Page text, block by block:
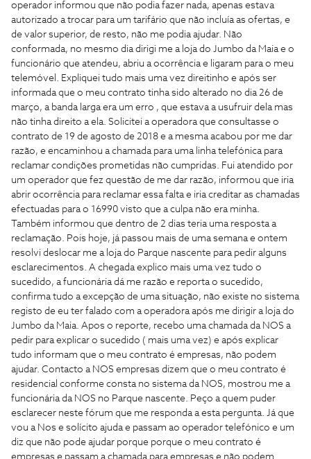
operador informou que não podia fazer nada, apenas estava
autorizado a trocar para um tarifário que não incluía as ofertas, e
de valor superior, de resto, não me podia ajudar. Não
conformada, no mesmo dia dirigi me a loja do Jumbo da Maia e o
funcionário que atendeu, abriu a ocorrência e ligaram para o meu
telemóvel. Expliquei tudo mais uma vez direitinho e após ser
informada que o meu contrato tinha sido alterado no dia 26 de
março, a banda larga era um erro , que estava a usufruir dela mas
não tinha direito a ela. Solicitei a operadora que consultasse o
contrato de 19 de agosto de 2018 e a mesma acabou por me dar
razão, e encaminhou a chamada para uma linha telefónica para
reclamar condições prometidas não cumpridas. Fui atendido por
um operador que fez questão de me dar razão, informou que iria
abrir ocorrência para reclamar essa falta e iria creditar as chamadas
efectuadas para o 16990 visto que a culpa não era minha.
Também informou que dentro de 2 dias teria uma resposta a
reclamação. Pois hoje, já passou mais de uma semana e ontem
resolvi deslocar me a loja do Parque nascente para pedir alguns
esclarecimentos. A chegada explico mais uma vez tudo o
sucedido, a funcionária dá me razão e reporta o sucedido,
confirma tudo a excepção de uma situação, não existe no sistema
registo de eu ter falado com a operadora após me dirigir a loja do
Jumbo da Maia. Apos o reporte, recebo uma chamada da NOS a
pedir para explicar o sucedido ( mais uma vez) e após explicar
tudo informam que o meu contrato é empresas, não podem
ajudar. Contacto a NOS empresas dizem que o meu contrato é
residencial conforme consta no sistema da NOS, mostrou me a
funcionária da NOS no Parque nascente. Peço a quem puder
esclarecer neste fórum que me responda a esta pergunta. Já que
vou a Nos e solícito ajuda e passam ao operador telefónico e um
diz que não pode ajudar porque porque o meu contrato é
empresas e passam a chamada para empresas e não podem